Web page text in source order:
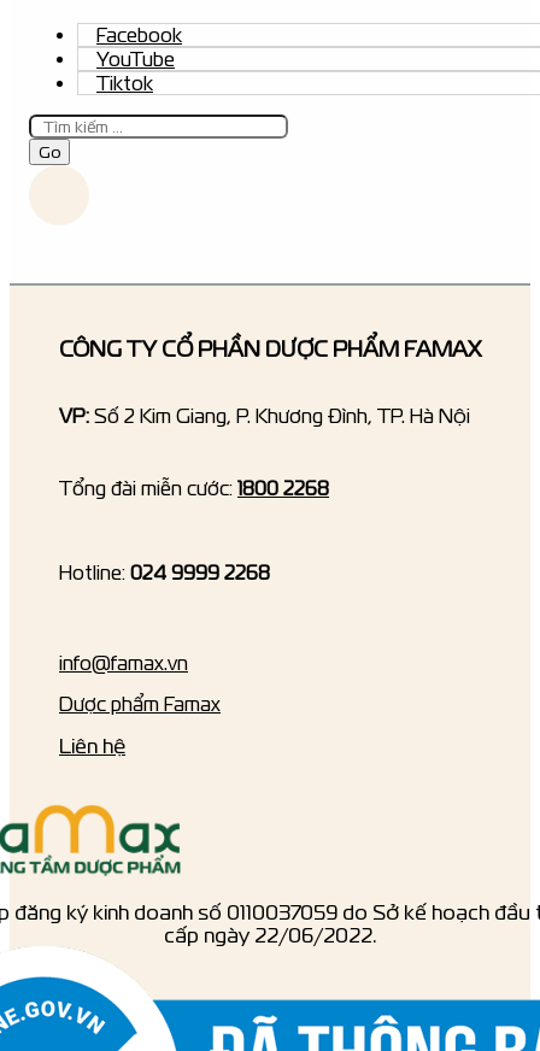
Facebook
YouTube
Tiktok
Tìm
kiếm
Go
đăng ký kinh doanh số ‎0110037059 do Sở kế hoạch đầu
cấp ngày 22/06/2022.
CÔNG TY CỔ PHẦN DƯỢC PHẨM FAMAX
VP: Số 2 Kim Giang, P. Khương Đình, TP. Hà Nội
Tổng đài miễn cước: 1800 2268
Hotline: 024 9999 2268
info@famax.vn
Dược phẩm Famax
Liên hệ